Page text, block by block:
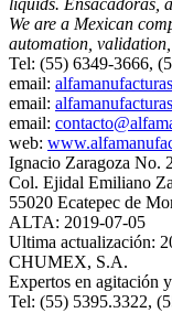
We are a Mexican
automation,
Tel: (55) 6349-3666,
email:
email:
email:
web:
Ignacio Zaragoza No. 2
Col. Ejidal Emiliano
55020 Ecatepec de
ALTA: 2019-07-05
Ultima actualización:
CHUMEX, S.A.
Expertos en agitación
Tel: (55) 5395.3322,